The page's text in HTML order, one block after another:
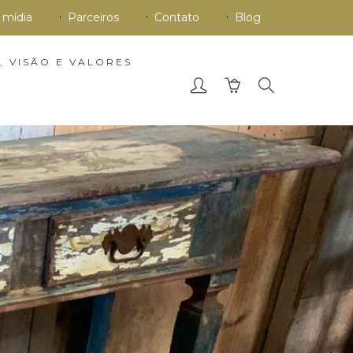
Parceiros Contato Blog
VISÃO E VALORES